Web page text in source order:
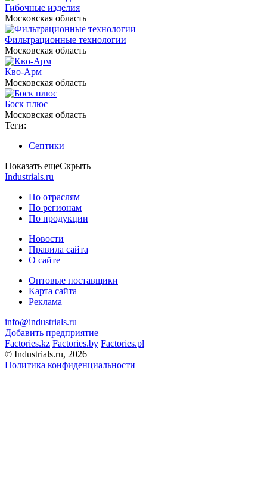
Гибочные изделия
Московская область
Фильтрационные технологии
Московская область
Кво-Арм
Московская область
Боск плюс
Московская область
Теги:
Септики
Показать ещеСкрыть
Industrials.ru
По отраслям
По регионам
По продукции
Новости
Правила сайта
О сайте
Оптовые поставщики
Карта сайта
Реклама
info@industrials.ru
Добавить предприятие
Factories.kz Factories.by Factories.pl
© Industrials.ru, 2026
Политика конфиденциальности